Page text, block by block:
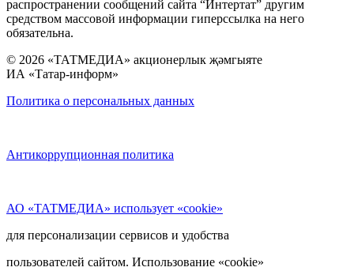
распространении сообщений сайта “Интертат” другим
средством массовой информации гиперссылка на него
обязательна.
© 2026 «ТАТМЕДИА» акционерлык җәмгыяте
ИА «Татар-информ»
Политика о персональных данных
Антикоррупционная политика
АО «ТАТМЕДИА» использует «cookie»
для персонализации сервисов и удобства
пользователей сайтом. Использование «cookie»